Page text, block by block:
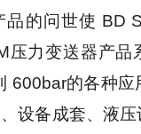
的问世使 BD
压力变送器产品
600bar的各种应
设备成套、液压